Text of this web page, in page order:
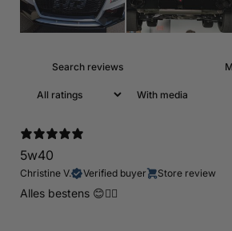
With media
5w40
Christine V. Verified buyer Store review
Alles bestens 😊👍🏻